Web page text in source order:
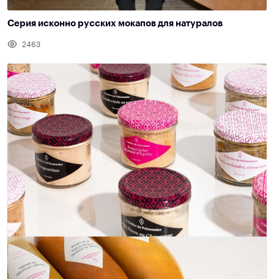
Cерия исконно русских мокапов для натуралов
2463